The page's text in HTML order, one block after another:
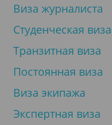
Виза журналиста
Студенческая виза
Транзитная виза
Постоянная виза
Виза экипажа
Экспертная виза